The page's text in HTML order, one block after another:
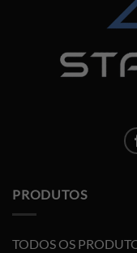
PRODUTOS
TODOS OS